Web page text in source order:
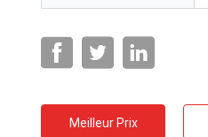
Meilleur Prix